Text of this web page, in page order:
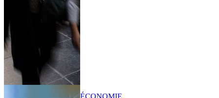
ÉCONOMIE